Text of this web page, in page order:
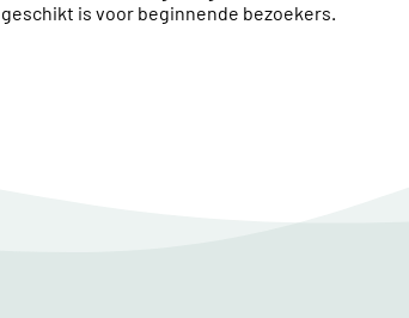
geschikt is voor beginnende bezoekers.